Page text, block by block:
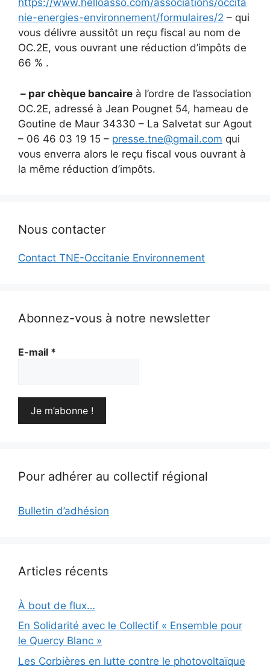
https://www.helloasso.com/associations/occita
nie-energies-environnement/formulaires/2 – qui
vous délivre aussitôt un reçu fiscal au nom de
OC.2E, vous ouvrant une réduction d’impôts de
66 % .
– par chèque bancaire à l’ordre de l’association
OC.2E, adressé à Jean Pougnet 54, hameau de
Goutine de Maur 34330 – La Salvetat sur Agout
– 06 46 03 19 15 – presse.tne@gmail.com qui
vous enverra alors le reçu fiscal vous ouvrant à
la même réduction d’impôts.
Nous contacter
Contact TNE-Occitanie Environnement
Abonnez-vous à notre newsletter
E-mail *
Pour adhérer au collectif régional
Bulletin d’adhésion
Articles récents
À bout de flux…
En Solidarité avec le Collectif « Ensemble pour
le Quercy Blanc »
Les Corbières en lutte contre le photovoltaïque